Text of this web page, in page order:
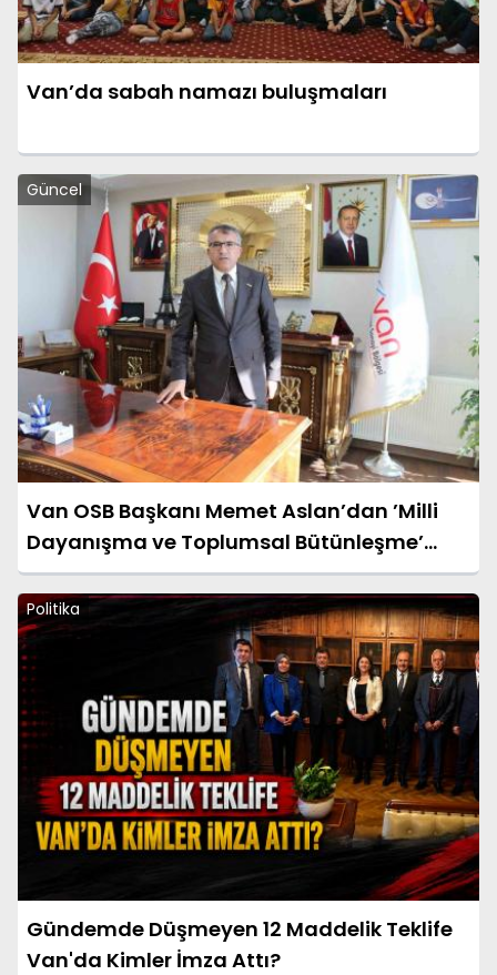
Van’da sabah namazı buluşmaları
Güncel
Van OSB Başkanı Memet Aslan’dan ’Milli
Dayanışma ve Toplumsal Bütünleşme’
kanun teklifine destek
Politika
Gündemde Düşmeyen 12 Maddelik Teklife
Van'da Kimler İmza Attı?